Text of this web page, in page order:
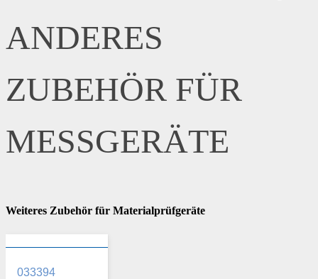
ANDERES
ZUBEHÖR FÜR
MESSGERÄTE
Weiteres Zubehör für Materialprüfgeräte
033394